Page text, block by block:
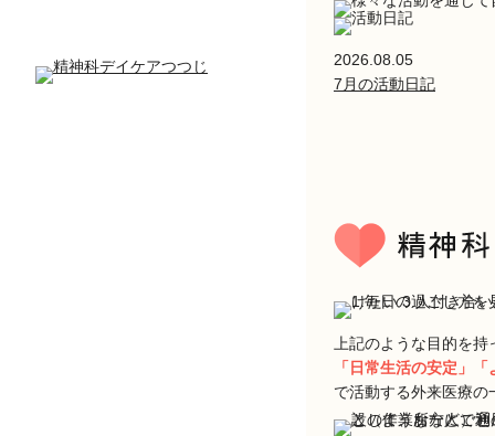
2026.08.05
7月の活動日記
上記のような目的を持
「日常生活の安定」
で活動する外来医療の